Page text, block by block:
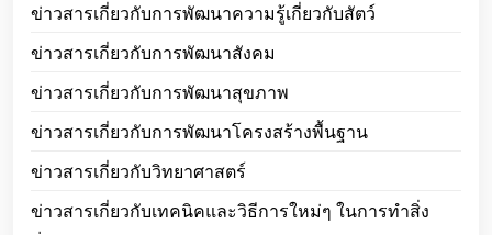
ข่าวสารเกี่ยวกับการพัฒนาความรู้เกี่ยวกับสัตว์
ข่าวสารเกี่ยวกับการพัฒนาสังคม
ข่าวสารเกี่ยวกับการพัฒนาสุขภาพ
ข่าวสารเกี่ยวกับการพัฒนาโครงสร้างพื้นฐาน
ข่าวสารเกี่ยวกับวิทยาศาสตร์
ข่าวสารเกี่ยวกับเทคนิคและวิธีการใหม่ๆ ในการทำสิ่ง